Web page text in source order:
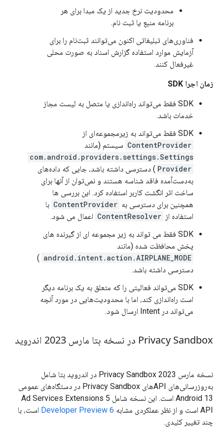
محدودیت نرخ جدید از یک مبدا برای هر
برنامه منبع یا ثبت نام.
فناوری‌های تبلیغاتی اکنون می‌توانند ثبت‌نام را برای
آزمایش موارد استفاده گزارش اسناد به صورت محلی
غیرفعال کنند.
زمان اجرا SDK
SDK فقط می‌تواند راه‌اندازی یا متصل به لیست مجاز
خدمات باشد.
SDK فقط می‌تواند به زیرمجموعه‌ای از
ContentProvider سیستم (مانند
com.android.providers.settings.Settings
Provider ) دسترسی داشته باشد، جایی که داده‌های
به‌دست‌آمده فاقد شناسه هستند و نمی‌توان از آنها برای
ساخت اثر انگشت کاربر استفاده کرد. این بررسی ها
همچنین برای دسترسی به ContentProvider با
استفاده از ContentResolver اعمال می شود.
SDK فقط می تواند به زیر مجموعه ای از گیرنده های
پخش محافظت شده (مانند
android.intent.action.AIRPLANE_MODE
)
دسترسی داشته باشد.
SDK می‌تواند فعالیتی را که متعلق به یک برنامه دیگر
است راه‌اندازی کند، اما با محدودیت‌هایی در مورد آنچه
می‌تواند در Intent ارسال شود.
Privacy Sandbox در نسخه بتا مارس 2023 اندروید
نسخه مارس 2023 Privacy Sandbox در اندروید بتا شامل
به‌روزرسانی‌های APIهای Privacy Sandbox در دستگاه‌های عمومی
Android 13 است. این نسخه شامل Ad Services Extensions 5
API است و از نظر عملکردی مشابه
Developer Preview 6 است، با
چند تغییر کلیدی.